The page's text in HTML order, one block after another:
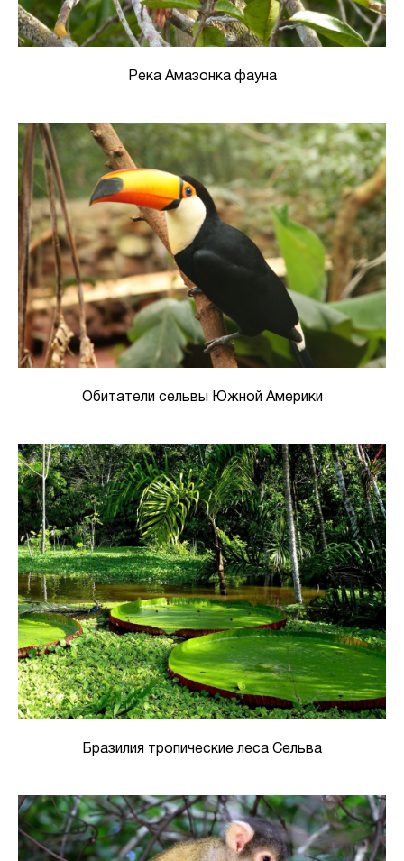
Река Амазонка фауна
Обитатели сельвы Южной Америки
Бразилия тропические леса Сельва